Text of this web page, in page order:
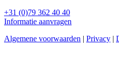
+31 (0)79 362 40 40
Informatie aanvragen
Algemene voorwaarden | Privacy |